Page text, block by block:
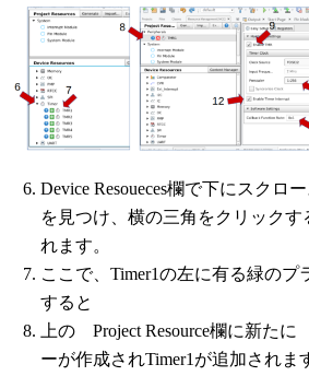
Device Resoueces欄で下にスクロ
を見つけ、横の三角をクリックす
れます。
ここで、Timer1の左に有る緑のプ
すると
上の Project Resource欄に新た
ーが作成されTimer1が追加されま